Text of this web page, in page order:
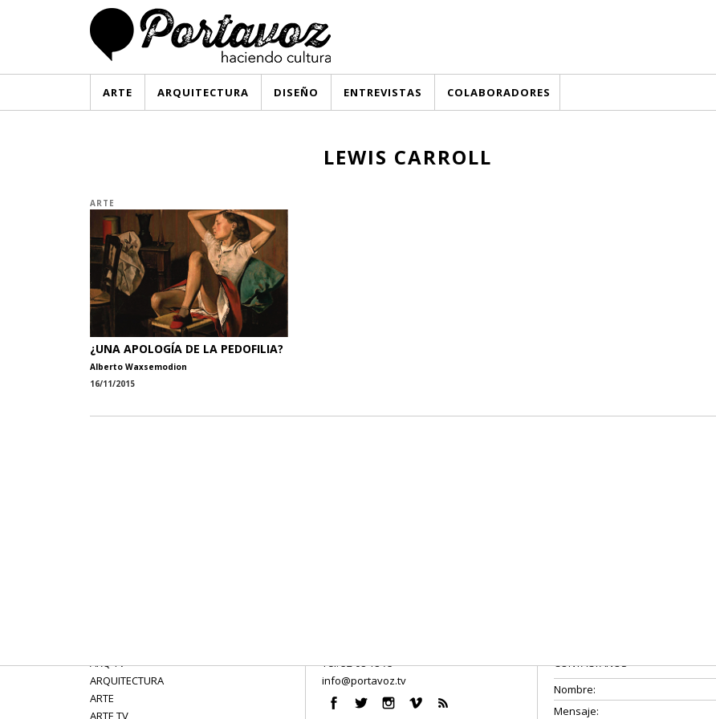
ARTE ARQUITECTURA DISEÑO ENTREVISTAS COLABORADORES
LEWIS CARROLL
ARTE
¿UNA APOLOGÍA DE LA PEDOFILIA?
Alberto Waxsemodion
16/11/2015
ARQ TV
ARQUITECTURA
ARTE
ARTE TV
Tel: 52 08 18 75
info@portavoz.tv
CONTÁCTANOS